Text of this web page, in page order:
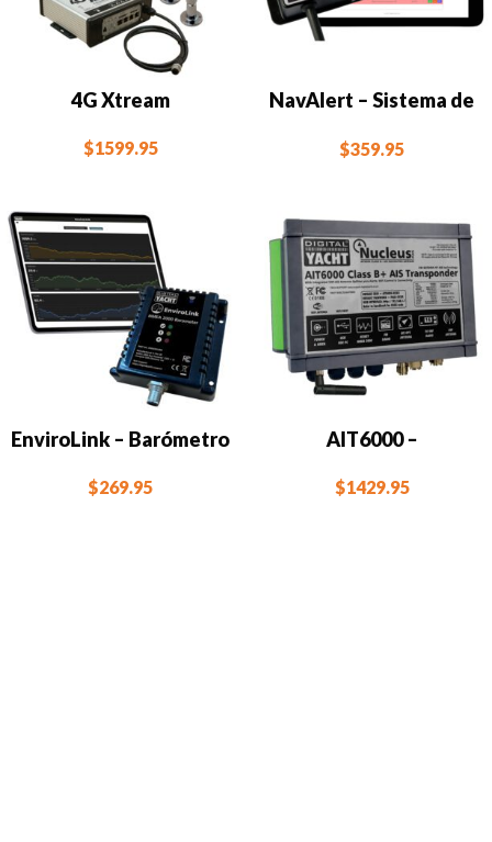
4G Xtream
$1599.95
NavAlert – Sistema de
monitorización
$359.95
EnviroLink – Barómetro
meteorológica NMEA
$269.95
AIT6000 –
splitter VHF, alarmas,
$1429.95